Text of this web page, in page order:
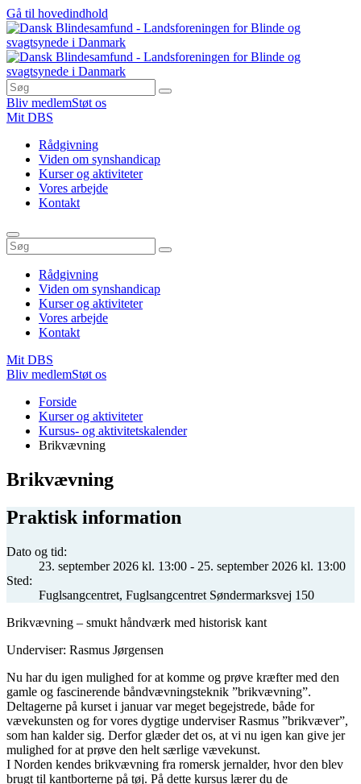
Gå til hovedindhold
Bliv medlemStøt os
Mit DBS
Rådgivning
Viden om synshandicap
Kurser og aktiviteter
Vores arbejde
Kontakt
Rådgivning
Viden om synshandicap
Kurser og aktiviteter
Vores arbejde
Kontakt
Mit DBS
Bliv medlemStøt os
Forside
Kurser og aktiviteter
Kursus- og aktivitetskalender
Brikvævning
Brikvævning
Praktisk information
Dato og tid:
23. september 2026 kl. 13:00 - 25. september 2026 kl. 13:00
Sted:
Fuglsangcentret, Fuglsangcentret Søndermarksvej 150
Brikvævning – smukt håndværk med historisk kant
Underviser: Rasmus Jørgensen
Nu har du igen mulighed for at komme og prøve kræfter med den
gamle og fascinerende båndvævningsteknik ”brikvævning”.
Deltagerne på kurset i januar var meget begejstrede, både for
vævekunsten og for vores dygtige underviser Rasmus ”brikvæver”,
som han kalder sig. Derfor glæder det os, at vi nu igen kan give jer
mulighed for at prøve den helt særlige vævekunst.
I Norden kendes brikvævning fra romersk jernalder, hvor den blev
brugt til kantborterne på tøj. På dette kursus lærer du de